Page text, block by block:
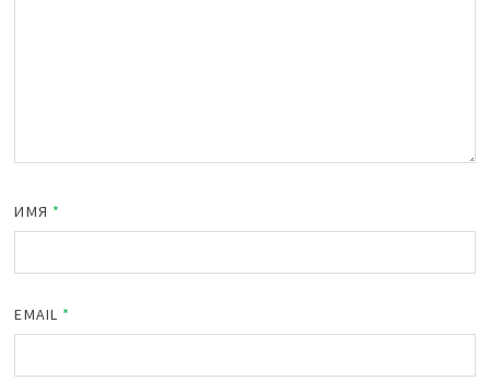
ИМЯ *
EMAIL *